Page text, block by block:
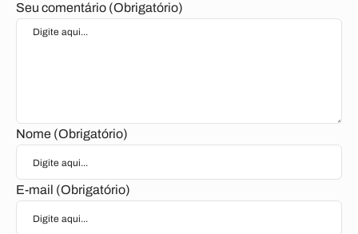
Seu comentário (Obrigatório)
Nome (Obrigatório)
E-mail (Obrigatório)